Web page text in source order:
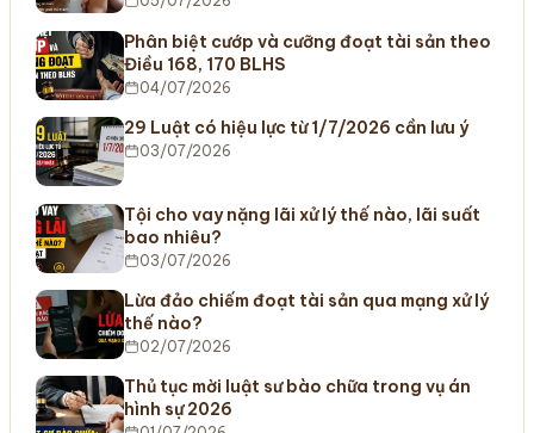
Phân biệt cướp và cưỡng đoạt tài sản theo
Điều 168, 170 BLHS
04/07/2026
29 Luật có hiệu lực từ 1/7/2026 cần lưu ý
03/07/2026
Tội cho vay nặng lãi xử lý thế nào, lãi suất
bao nhiêu?
03/07/2026
Lừa đảo chiếm đoạt tài sản qua mạng xử lý
thế nào?
02/07/2026
Thủ tục mời luật sư bào chữa trong vụ án
hình sự 2026